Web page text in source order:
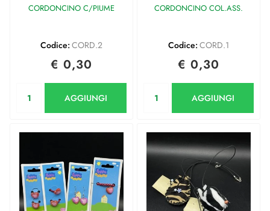
CORDONCINO C/PIUME
Codice: CORD.2
€ 0,30
AGGIUNGI
CORDONCINO COL.ASS.
Codice: CORD.1
€ 0,30
AGGIUNGI